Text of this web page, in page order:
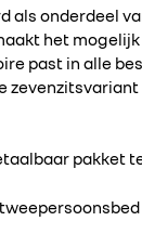
als onderdeel
het
past in alle
pakket